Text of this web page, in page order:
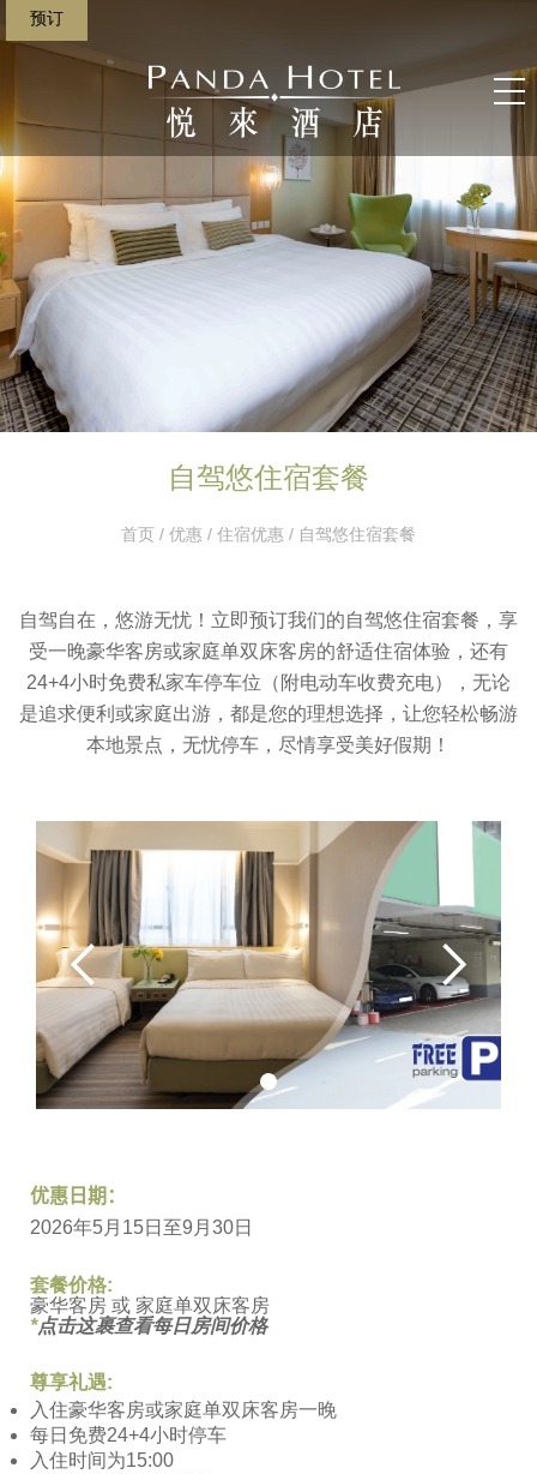
预订
自驾悠住宿套餐
首页 / 优惠 / 住宿优惠 / 自驾悠住宿套餐
自驾自在，悠游无忧！立即预订我们的自驾悠住宿套餐，享
受一晚豪华客房或家庭单双床客房的舒适住宿体验，还有
24+4小时免费私家车停车位（附电动车收费充电），无论
是追求便利或家庭出游，都是您的理想选择，让您轻松畅游
本地景点，无忧停车，尽情享受美好假期！
优惠日期：
2026年5月15日至9月30日
套餐价格:
豪华客房 或 家庭单双床客房
*点击这裹查看每日房间价格
尊享礼遇:
入住豪华客房或家庭单双床客房一晚
每日免费24+4小时停车
入住时间为15:00